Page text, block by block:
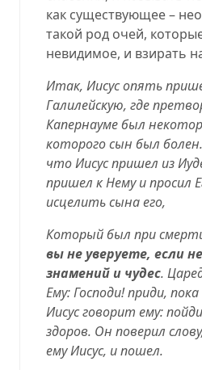
как существующее –
такой род очей,
невидимое, и взирать
Итак, Иисус опять
Галилейскую, где
Капернауме был
которого сын был
что Иисус пришел из
пришел к Нему и просил
исцелить сына его,
Который был при
вы не уверуете, если
знамений и чудес.
Ему: Господи! приди,
Иисус говорит ему:
здоров. Он поверил
ему Иисус, и пошел.